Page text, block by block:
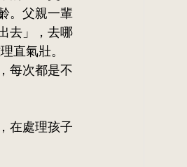
。父親一輩
去」，去哪
直氣壯。
每次都是不
在處理孩子